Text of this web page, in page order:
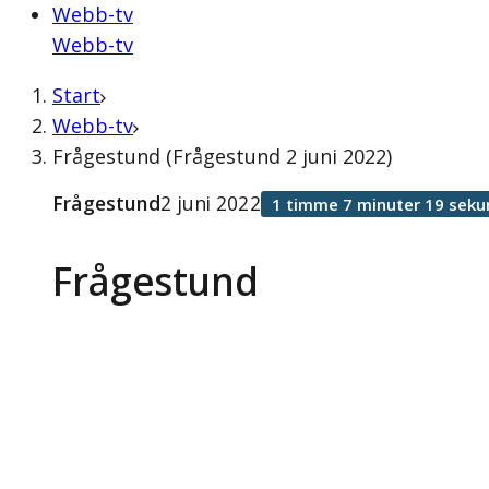
Webb-tv
Webb-tv
Start
Webb-tv
Frågestund (Frågestund 2 juni 2022)
Frågestund
Frågestund2 juni 2022 1 timme 7 minuter 19